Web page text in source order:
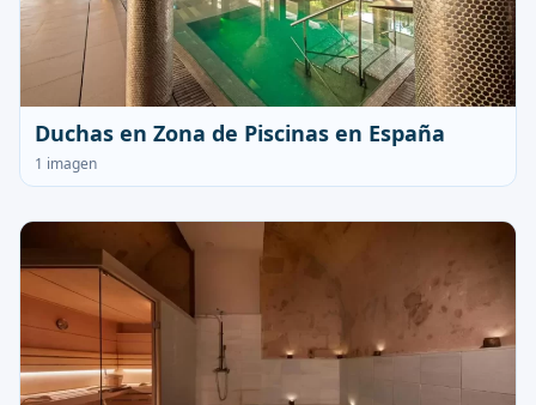
Duchas en Zona de Piscinas en España
1 imagen